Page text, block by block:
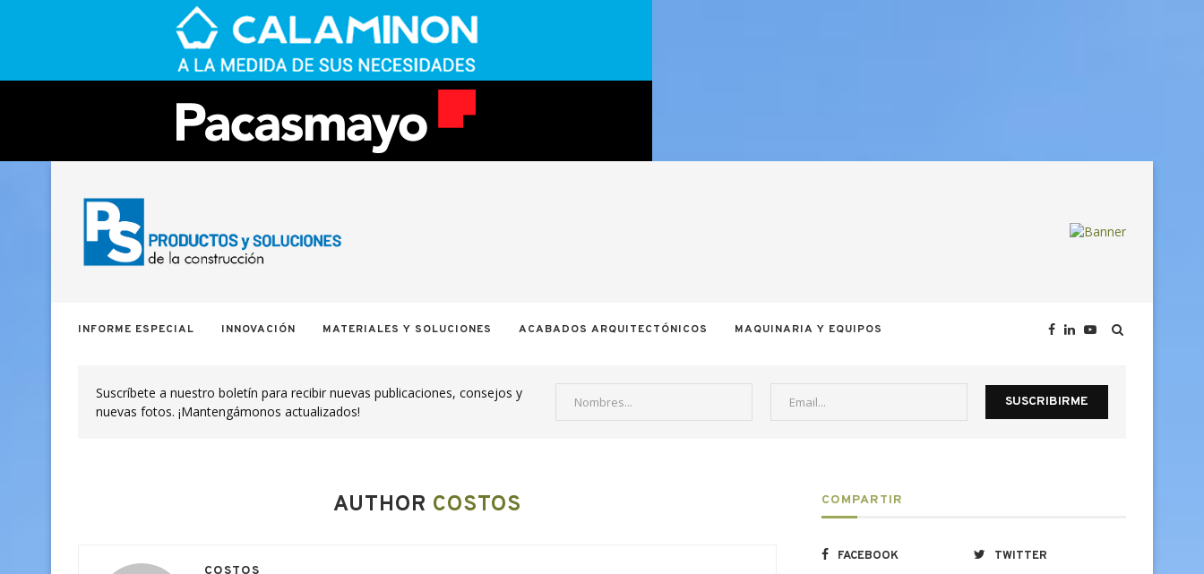
INFORME ESPECIAL INNOVACIÓN MATERIALES Y SOLUCIONES ACABADOS ARQUITECTÓNICOS MAQUINARIA Y EQUIPOS
Suscríbete a nuestro boletín para recibir nuevas publicaciones, consejos y
nuevas fotos. ¡Mantengámonos actualizados!
AUTHOR COSTOS
COSTOS
COMPARTIR
FACEBOOK
TWITTER